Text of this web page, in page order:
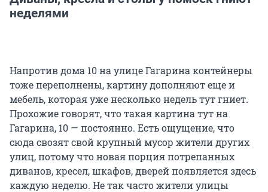
неделями
Напротив дома 10 на улице Гагарина контейнеры
тоже переполнены, картину дополняют еще и
мебель, которая уже несколько недель тут гниет.
Прохожие говорят, что такая картина тут на
Гагарина, 10 — постоянно. Есть ощущение, что
сюда свозят свой крупный мусор жители других
улиц, потому что новая порция потрепанных
диванов, кресел, шкафов, дверей появляется здесь
каждую неделю. Не так часто жители улицы